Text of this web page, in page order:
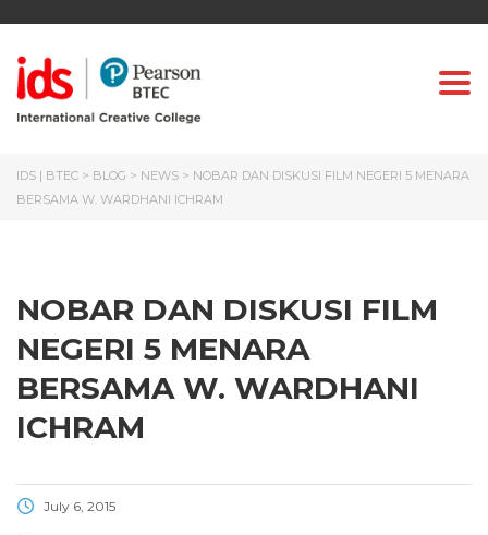
IDS | BTEC > BLOG > NEWS > NOBAR DAN DISKUSI FILM NEGERI 5 MENARA
BERSAMA W. WARDHANI ICHRAM
NOBAR DAN DISKUSI FILM
NEGERI 5 MENARA
BERSAMA W. WARDHANI
ICHRAM
July 6, 2015